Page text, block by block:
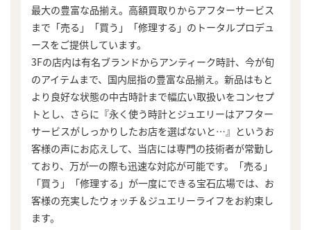
最大の豊富な品揃え。高額買取りからアフターサービス
まで「売る」「買う」「修理する」のトータルプロデュ
ースをご提供しています。
3Fの店内は有名ブランドからアンティーク時計、今が旬
のアイテムまで、国内屈指の豊富な品揃え。新品はもと
より良好な状態の中古時計まで幅広い取扱いをコンセプ
トとし、さらに『永く使う時計とジュエリーはアフター
サービスがしっかりしたお店を選ばないと…』というお
客様の声にお応えして、当店には専門の技術者が常勤し
ており、万が一の際も迅速な対応が可能です。「売る」
「買う」「修理する」が一度にできる宝石広場では、お
客様の充実したウォッチ＆ジュエリーライフをお約束し
ます。